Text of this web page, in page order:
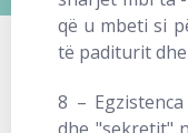
që u mbeti si
të paditurit
8 –